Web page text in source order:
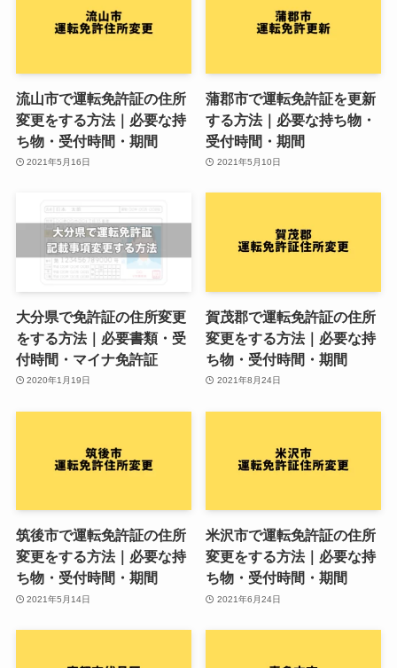
流山市で運転免許証の住所
変更をする方法｜必要な持
ち物・受付時間・期間
2021年5月16日
蒲郡市で運転免許証を更新
する方法｜必要な持ち物・
受付時間・期間
2021年5月10日
大分県で免許証の住所変更
をする方法｜必要書類・受
付時間・マイナ免許証
2020年1月19日
賀茂郡で運転免許証の住所
変更をする方法｜必要な持
ち物・受付時間・期間
2021年8月24日
筑後市で運転免許証の住所
変更をする方法｜必要な持
ち物・受付時間・期間
2021年5月14日
米沢市で運転免許証の住所
変更をする方法｜必要な持
ち物・受付時間・期間
2021年6月24日